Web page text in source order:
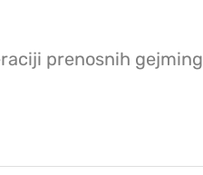
prenosnih gejming